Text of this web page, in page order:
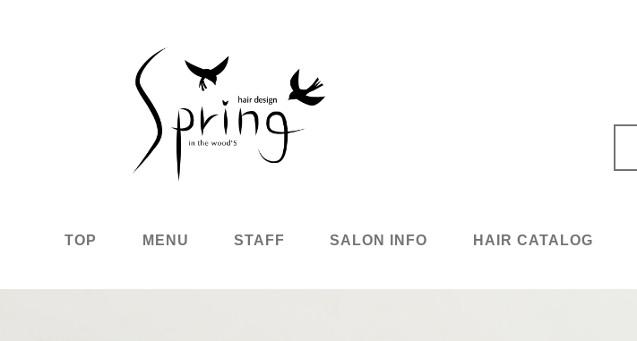
TOP MENU STAFF SALON INFO HAIR CATALOG